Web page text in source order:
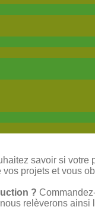
savoir si votre
projets et vous
?
relèverons